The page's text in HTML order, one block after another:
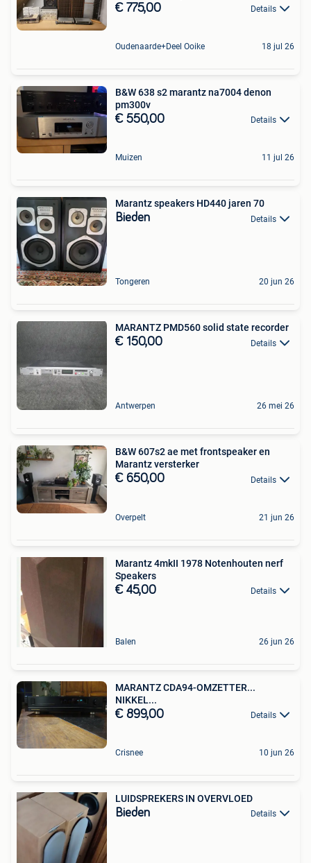
€ 775,00 Details
Oudenaarde+Deel Ooike 18 jul 26
B&W 638 s2 marantz na7004 denon
pm300v
€ 550,00 Details
Muizen 11 jul 26
Marantz speakers HD440 jaren 70
Bieden Details
Tongeren 20 jun 26
MARANTZ PMD560 solid state recorder
€ 150,00 Details
Antwerpen 26 mei 26
B&W 607s2 ae met frontspeaker en
Marantz versterker
€ 650,00 Details
Overpelt 21 jun 26
Marantz 4mkII 1978 Notenhouten nerf
Speakers
€ 45,00 Details
Balen 26 jun 26
MARANTZ CDA94-OMZETTER...
NIKKEL...
€ 899,00 Details
Crisnee 10 jun 26
LUIDSPREKERS IN OVERVLOED
Bieden Details